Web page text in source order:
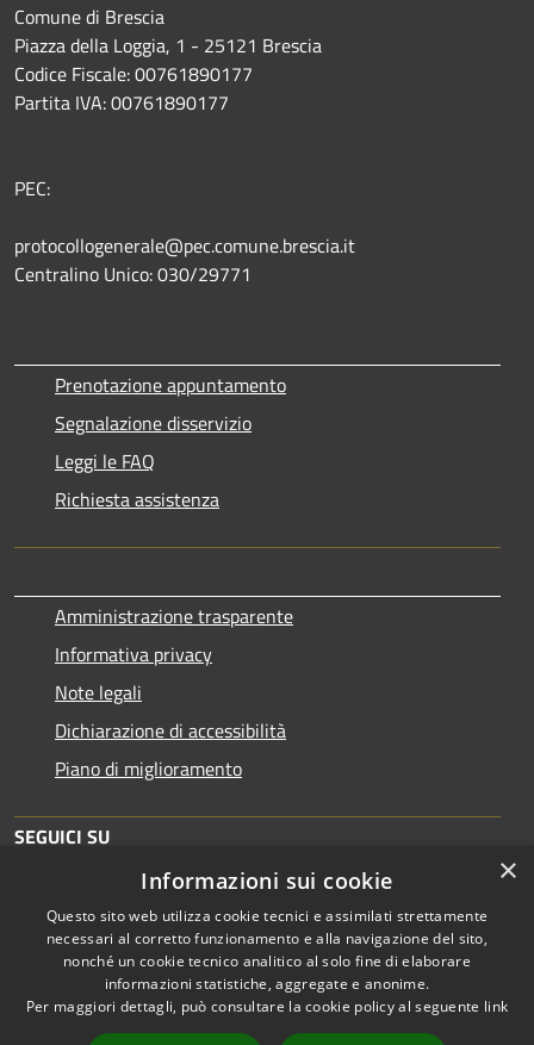
Comune di Brescia
Piazza della Loggia, 1 - 25121 Brescia
Codice Fiscale: 00761890177
Partita IVA: 00761890177
PEC:
protocollogenerale@pec.comune.brescia.it
Centralino Unico: 030/29771
Prenotazione appuntamento
Segnalazione disservizio
Leggi le FAQ
Richiesta assistenza
Amministrazione trasparente
Informativa privacy
Note legali
Dichiarazione di accessibilità
Piano di miglioramento
SEGUICI SU
RSS
Accessibilità
Copyright © 2026 • Comune di
×
Informazioni sui cookie
Questo sito web utilizza cookie tecnici e assimilati strettamente
necessari al corretto funzionamento e alla navigazione del sito,
nonché un cookie tecnico analitico al solo fine di elaborare
informazioni statistiche, aggregate e anonime.
Per maggiori dettagli, può consultare la cookie policy al seguente link